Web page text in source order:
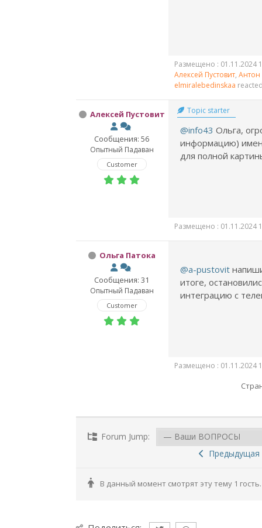
Размещено : 01.11.2024
Алексей Пустовит,
elmiralebedinskaa
Алексей Пустовит
Сообщения: 56
Опытный Падаван
Customer
Topic starter
@info43 Ольга,
информацию)
для полной
Размещено : 01.11.2024
Ольга Патока
Сообщения: 31
Опытный Падаван
Customer
@a-pustovit
итоге,
интеграцию с
Размещено : 01.11.2024
Forum Jump:
Предыдущая
В данный момент смотрят эту тему 1 гость.